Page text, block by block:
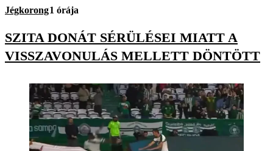
Jégkorong1 órája
SZITA DONÁT SÉRÜLÉSEI MIATT A
VISSZAVONULÁS MELLETT DÖNTÖTT